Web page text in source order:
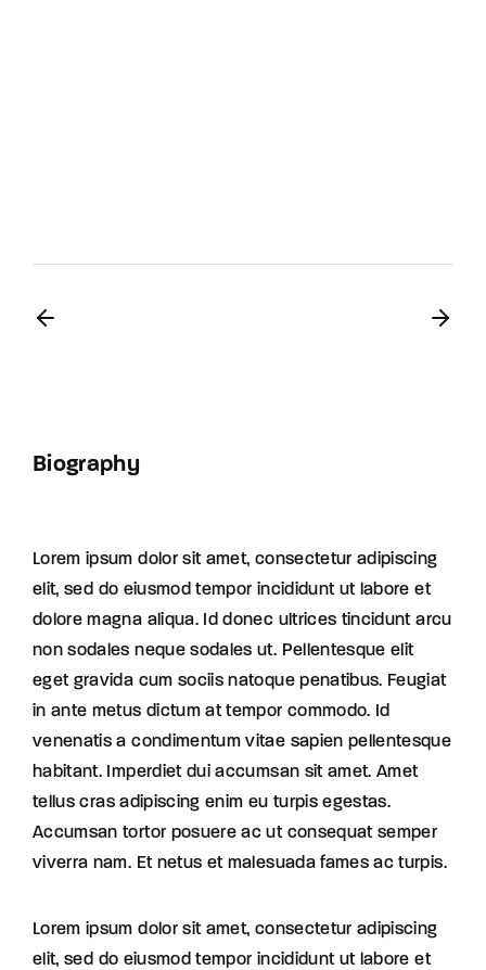
Biography
Lorem ipsum dolor sit amet, consectetur adipiscing
elit, sed do eiusmod tempor incididunt ut labore et
dolore magna aliqua. Id donec ultrices tincidunt arcu
non sodales neque sodales ut. Pellentesque elit
eget gravida cum sociis natoque penatibus. Feugiat
in ante metus dictum at tempor commodo. Id
venenatis a condimentum vitae sapien pellentesque
habitant. Imperdiet dui accumsan sit amet. Amet
tellus cras adipiscing enim eu turpis egestas.
Accumsan tortor posuere ac ut consequat semper
viverra nam. Et netus et malesuada fames ac turpis.
Lorem ipsum dolor sit amet, consectetur adipiscing
elit, sed do eiusmod tempor incididunt ut labore et